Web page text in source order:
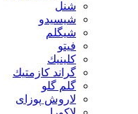
شنل
شيسيدو
شیگلم
فيتو
كلينيك
گراند كازمتيك
گلم گلو
لاروش پوزای